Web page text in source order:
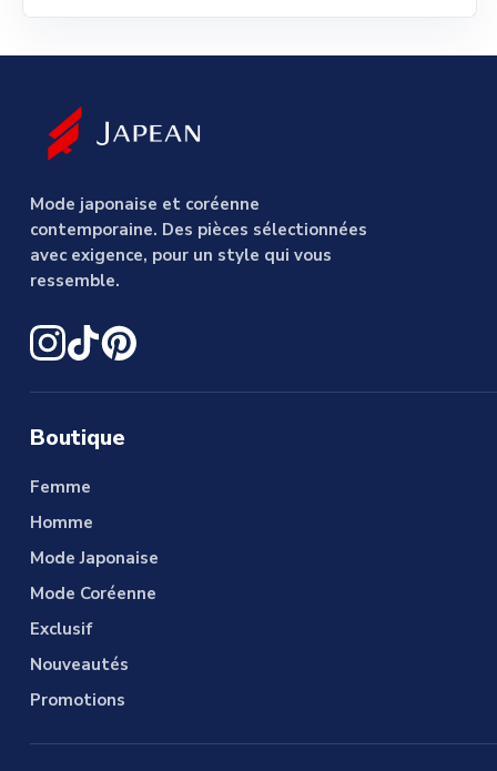
Mode japonaise et coréenne
contemporaine. Des pièces sélectionnées
avec exigence, pour un style qui vous
ressemble.
Boutique
Femme
Homme
Mode Japonaise
Mode Coréenne
Exclusif
Nouveautés
Promotions